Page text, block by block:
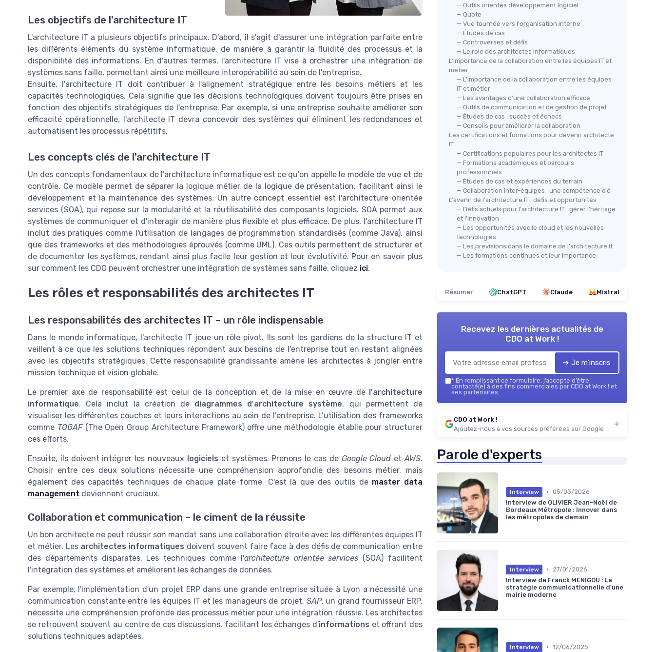
Les objectifs de l'architecture IT
L'architecture IT a plusieurs objectifs principaux. D'abord, il s'agit d'assurer une intégration parfaite entre
les différents éléments du système informatique, de manière à garantir la fluidité des processus et la
disponibilité des informations. En d'autres termes, l'architecture IT vise à orchestrer une intégration de
systèmes sans faille, permettant ainsi une meilleure interopérabilité au sein de l'entreprise.
Ensuite, l'architecture IT doit contribuer à l'alignement stratégique entre les besoins métiers et les
capacités technologiques. Cela signifie que les décisions technologiques doivent toujours être prises en
fonction des objectifs stratégiques de l'entreprise. Par exemple, si une entreprise souhaite améliorer son
efficacité opérationnelle, l'architecte IT devra concevoir des systèmes qui éliminent les redondances et
automatisent les processus répétitifs.
Les concepts clés de l'architecture IT
Un des concepts fondamentaux de l'architecture informatique est ce qu'on appelle le modèle de vue et de
contrôle. Ce modèle permet de séparer la logique métier de la logique de présentation, facilitant ainsi le
développement et la maintenance des systèmes. Un autre concept essentiel est l'architecture orientée
services (SOA), qui repose sur la modularité et la réutilisabilité des composants logiciels. SOA permet aux
systèmes de communiquer et d'interagir de manière plus flexible et plus efficace. De plus, l'architecture IT
inclut des pratiques comme l'utilisation de langages de programmation standardisés (comme Java), ainsi
que des frameworks et des méthodologies éprouvés (comme UML). Ces outils permettent de structurer et
de documenter les systèmes, rendant ainsi plus facile leur gestion et leur évolutivité. Pour en savoir plus
sur comment les CDO peuvent orchestrer une intégration de systèmes sans faille, cliquez ici.
Les rôles et responsabilités des architectes IT
Les responsabilités des architectes IT – un rôle indispensable
Dans le monde informatique, l'architecte IT joue un rôle pivot. Ils sont les gardiens de la structure IT et
veillent à ce que les solutions techniques répondent aux besoins de l'entreprise tout en restant alignées
avec les objectifs stratégiques. Cette responsabilité grandissante amène les architectes à jongler entre
mission technique et vision globale.
Le premier axe de responsabilité est celui de la conception et de la mise en œuvre de l'architecture
informatique. Cela inclut la création de diagrammes d'architecture système, qui permettent de
visualiser les différentes couches et leurs interactions au sein de l'entreprise. L’utilisation des frameworks
comme TOGAF(The Open Group Architecture Framework) offre une méthodologie établie pour structurer
ces efforts.
Ensuite, ils doivent intégrer les nouveaux logiciels et systèmes. Prenons le cas de Google Cloud et AWS.
Choisir entre ces deux solutions nécessite une compréhension approfondie des besoins métier, mais
également des capacités techniques de chaque plate-forme. C'est là que des outils de master data
management deviennent cruciaux.
Collaboration et communication – le ciment de la réussite
Un bon architecte ne peut réussir son mandat sans une collaboration étroite avec les différentes équipes IT
et métier. Les architectes informatiques doivent souvent faire face à des défis de communication entre
des départements disparates. Les techniques comme l'architecture orientée services (SOA) facilitent
l'intégration des systèmes et améliorent les échanges de données.
Par exemple, l'implémentation d'un projet ERP dans une grande entreprise située à Lyon a nécessité une
communication constante entre les équipes IT et les manageurs de projet. SAP, un grand fournisseur ERP,
nécessite une compréhension profonde des processus métier pour une intégration réussie. Les architectes
se retrouvent souvent au centre de ces discussions, facilitant les échanges d'informations et offrant des
solutions techniques adaptées.
— Outils orientés développement logiciel
— Quote
— Vue tournée vers l'organisation interne
— Études de cas
— Controverses et défis
— Le role des architectes informatiques
L'importance de la collaboration entre les équipes IT et
métier
— L'importance de la collaboration entre les équipes
IT et métier
— Les avantages d'une collaboration efficace
— Outils de communication et de gestion de projet
— Études de cas : succès et échecs
— Conseils pour améliorer la collaboration
Les certifications et formations pour devenir architecte
IT
— Certifications populaires pour les architectes IT
— Formations académiques et parcours
professionnels
— Études de cas et expériences du terrain
— Collaboration inter-équipes : une compétence clé
L'avenir de l'architecture IT : défis et opportunités
— Défis actuels pour l'architecture IT : gérer l'héritage
et l'innovation
— Les opportunités avec le cloud et les nouvelles
technologies
— Les previsions dans le domaine de l'architecture it
— Les formations continues et leur importance
Résumer ChatGPT Claude Mistral
Recevez les dernières actualités de
CDO at Work !
➔ Je m'inscris
* En remplissant ce formulaire, j’accepte d’être
contacté(e) à des fins commerciales par CDO at Work ! et
ses partenaires.
CDO at Work !
Ajoutez-nous à vos sources préférées sur Google
Parole d'experts
Interview • 05/03/2026
Interview de OLIVIER Jean-Noël de
Bordeaux Métropole : Innover dans
les métropoles de demain
Interview •
27/01/2026
Interview de Franck MENIGOU : La
stratégie communicationnelle d'une
mairie moderne
Interview • 12/06/2025